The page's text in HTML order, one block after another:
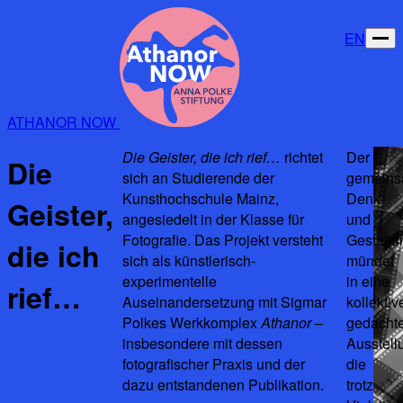
ATHANOR NOW
EN
Die
Geister,
die ich
rief…
Die Geister, die ich rief… richtet
sich an Studierende der
Kunsthochschule Mainz,
angesiedelt in der Klasse für
Fotografie. Das Projekt versteht
sich als künstlerisch-
experimentelle
Auseinandersetzung mit Sigmar
Polkes WerkkomplexAthanor–
insbesondere mit dessen
fotografischer Praxis und der
dazu entstandenen Publikation.
Der
Denk-
und
mündet
in eine
die
trotz